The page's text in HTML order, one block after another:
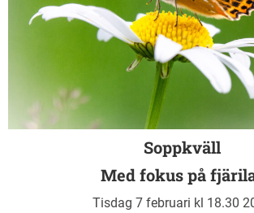
Soppkväll
Med fokus på
Tisdag 7 februari kl 18.30